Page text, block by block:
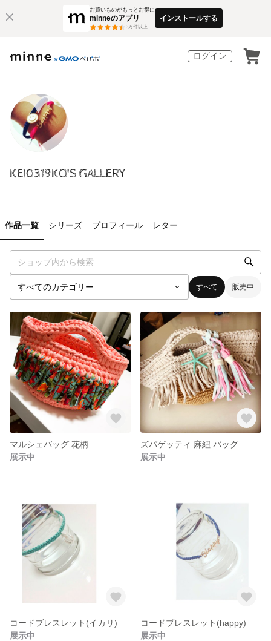
お買いものがもっとお得に
minneのアプリ
3万件以上
インストールする
ログイン
KEI0319KO'S GALLERY
作品一覧 シリーズ プロフィール レター
すべて 販売中
マルシェバッグ 花柄
展示中
ズパゲッティ 麻紐 バッグ
展示中
コードブレスレット(イカリ)
展示中
コードブレスレット(happy)
展示中